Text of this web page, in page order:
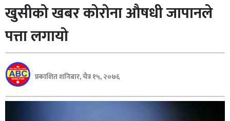
कुटनीती
अर्थ
रसरङ्ग
यौन/
स्वास्थ्य
खुसीको खबर कोरोना औषधी जापानले
पत्ता लगायो
प्रकाशित शनिबार, चैत्र १५, २०७६